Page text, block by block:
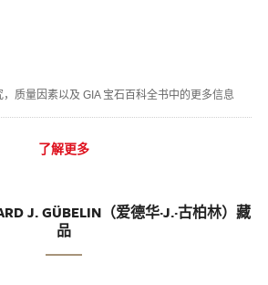
质量因素以及 GIA 宝石百科全书中的更多信息
了解更多
J. GÜBELIN（爱德华·J.·古柏林）藏
品